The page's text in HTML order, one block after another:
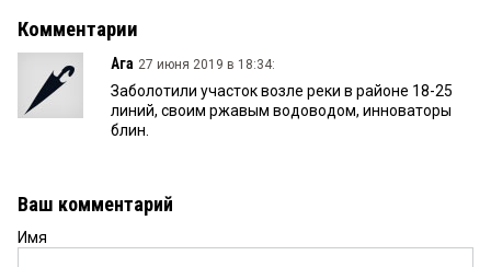
Комментарии
Ага 27 июня 2019 в 18:34:
Заболотили участок возле реки в районе 18-25
линий, своим ржавым водоводом, инноваторы
блин.
Ваш комментарий
Имя